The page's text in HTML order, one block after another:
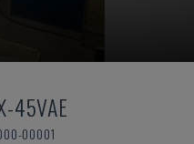
45VAE
00001